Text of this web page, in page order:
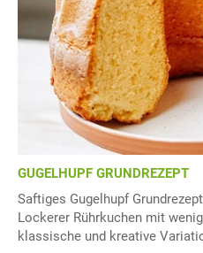
GUGELHUPF GRUNDREZEPT
Saftiges Gugelhupf
Lockerer Rührkuchen mit
klassische und kreative